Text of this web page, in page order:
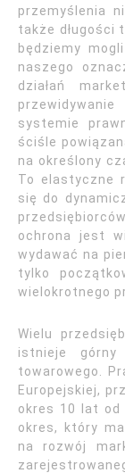
przemyślenia
także długości
będziemy
naszego
działań
systemie
ściśle
na określony
To elastyczne
się do
ochrona jest
wydawać na
tylko
wielokrotnego
Wielu
istnieje
towarowego.
Europejskiej,
okres 10 lat od
okres, który
na rozwój